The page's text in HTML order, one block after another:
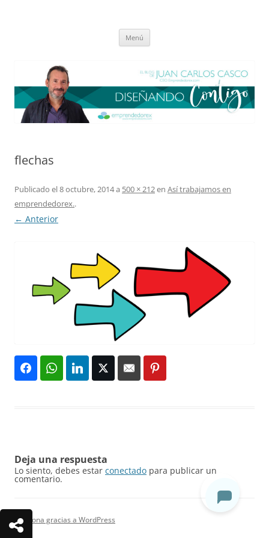
Menú
flechas
Publicado el8 octubre, 2014a 500 × 212en Así trabajamos en
emprendedorex..
← Anterior
Deja una respuesta
Lo siento, debes estar conectado para publicar un
comentario.
Funciona gracias a WordPress